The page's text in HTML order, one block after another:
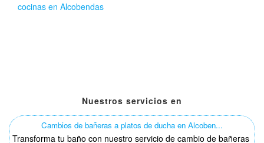
cocinas en Alcobendas
Nuestros servicios en
Cambios de bañeras a platos de ducha en Alcoben...
Transforma tu baño con nuestro servicio de cambio de bañeras